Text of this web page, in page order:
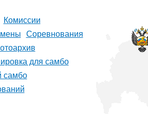
Комиссии
Соревнования
для самбо
самбо